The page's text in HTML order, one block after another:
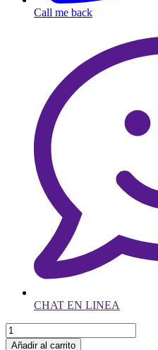
Call me back
CHAT EN LINEA
Añadir al carrito